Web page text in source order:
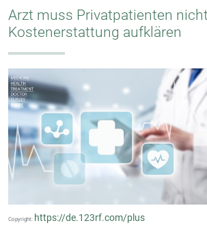
Arzt muss Privatpatienten
Kostenerstattung aufklären
Copyright: https://de.123rf.com/plus